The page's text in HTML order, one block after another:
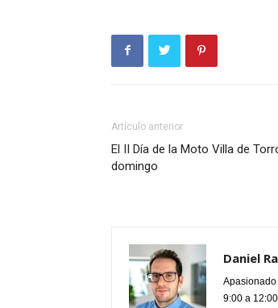
Artículo anterior
El II Día de la Moto Villa de
domingo
Daniel
9:00 a 12:00.